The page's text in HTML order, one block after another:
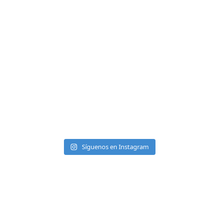
Síguenos en Instagram